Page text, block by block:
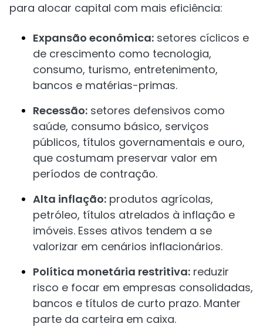
para alocar capital com mais eficiência:
Expansão econômica: setores cíclicos e
de crescimento como tecnologia,
consumo, turismo, entretenimento,
bancos e matérias-primas.
Recessão: setores defensivos como
saúde, consumo básico, serviços
públicos, títulos governamentais e ouro,
que costumam preservar valor em
períodos de contração.
Alta inflação: produtos agrícolas,
petróleo, títulos atrelados à inflação e
imóveis. Esses ativos tendem a se
valorizar em cenários inflacionários.
Política monetária restritiva: reduzir
risco e focar em empresas consolidadas,
bancos e títulos de curto prazo. Manter
parte da carteira em caixa.